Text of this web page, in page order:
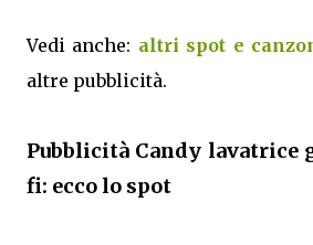
Vedi anche: altri spot e
altre pubblicità.
Pubblicità Candy lavatrice
fi: ecco lo spot